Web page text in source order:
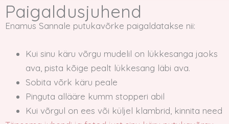
Paigaldusjuhend
Enamus Sannale putukavõrke paigaldatakse nii:
Kui sinu käru võrgu mudelil on lükkesanga jaoks
ava, pista kõige pealt lükkesang läbi ava.
Sobita võrk käru peale
Pinguta allääre kumm stopperi abil
Kui võrgul on ees või küljel klambrid, kinnita need